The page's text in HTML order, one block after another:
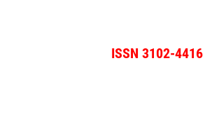
ISSN 3102-4416